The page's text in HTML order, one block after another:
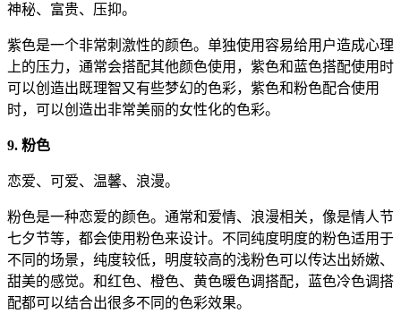
神秘、富贵、压抑。
紫色是一个非常刺激性的颜色。单独使用容易给用户造成心理
上的压力，通常会搭配其他颜色使用，紫色和蓝色搭配使用时
可以创造出既理智又有些梦幻的色彩，紫色和粉色配合使用
时，可以创造出非常美丽的女性化的色彩。
9. 粉色
恋爱、可爱、温馨、浪漫。
粉色是一种恋爱的颜色。通常和爱情、浪漫相关，像是情人节
七夕节等，都会使用粉色来设计。不同纯度明度的粉色适用于
不同的场景，纯度较低，明度较高的浅粉色可以传达出娇嫩、
甜美的感觉。和红色、橙色、黄色暖色调搭配，蓝色冷色调搭
配都可以结合出很多不同的色彩效果。